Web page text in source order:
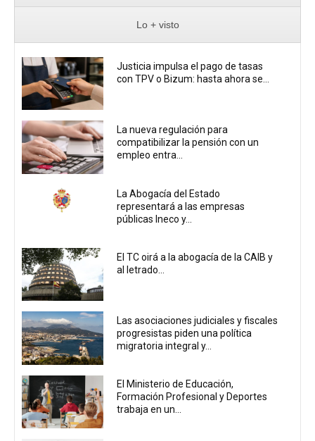
Lo + visto
Justicia impulsa el pago de tasas
con TPV o Bizum: hasta ahora se...
La nueva regulación para
compatibilizar la pensión con un
empleo entra...
La Abogacía del Estado
representará a las empresas
públicas Ineco y...
El TC oirá a la abogacía de la CAIB y
al letrado...
Las asociaciones judiciales y fiscales
progresistas piden una política
migratoria integral y...
El Ministerio de Educación,
Formación Profesional y Deportes
trabaja en un...